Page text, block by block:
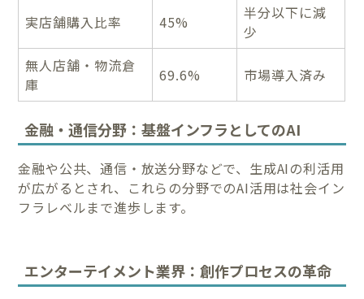
実店舗購入比率 45%
半分以下に減
少
無人店舗・物流倉
庫
69.6% 市場導入済み
金融・通信分野：基盤インフラとしてのAI
金融や公共、通信・放送分野などで、生成AIの利活用
が広がるとされ、これらの分野でのAI活用は社会イン
フラレベルまで進歩します。
エンターテイメント業界：創作プロセスの革命